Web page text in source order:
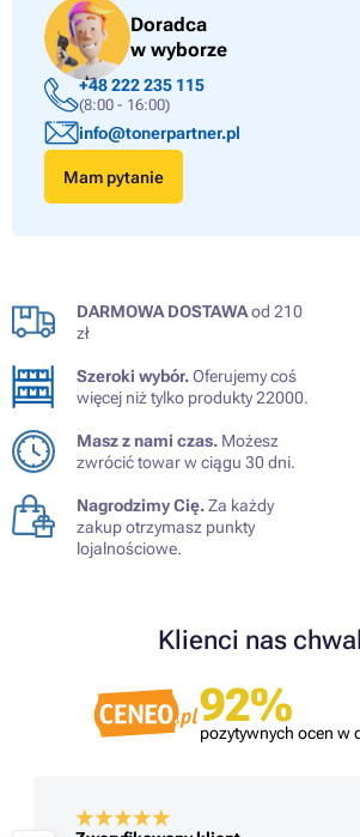
Doradca
w wyborze
+48 222 235 115
(8:00 - 16:00)
info@tonerpartner.pl
Mam pytanie
DARMOWA DOSTAWAod 210
zł
Szeroki wybór.Oferujemy coś
więcej niż tylko produkty 22000.
Masz z nami czas. Możesz
zwrócić towar w ciągu 30 dni.
Nagrodzimy Cię.Za każdy
zakup otrzymasz punkty
lojalnościowe.
Klienci nas
92%
pozytywnych ocen w